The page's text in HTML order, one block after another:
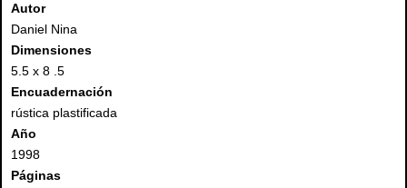
Autor
Daniel Nina
Dimensiones
5.5 x 8 .5
Encuadernación
rústica plastificada
Año
1998
Páginas